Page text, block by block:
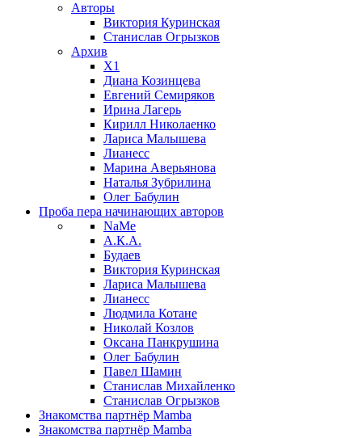
Авторы
Виктория Куринская
Станислав Огрызков
Архив
X1
Диана Козинцева
Евгений Семиряков
Ирина Лагерь
Кирилл Николаенко
Лариса Малышева
Лианесс
Марина Аверьянова
Наталья Зубрилина
Олег Бабулин
Проба пера начинающих авторов
NaMe
А.К.А.
Будаев
Виктория Куринская
Лариса Малышева
Лианесс
Людмила Котане
Николай Козлов
Оксана Панкрушина
Олег Бабулин
Павел Шамин
Станислав Михайленко
Станислав Огрызков
Знакомства партнёр Mamba
Знакомства партнёр Mamba